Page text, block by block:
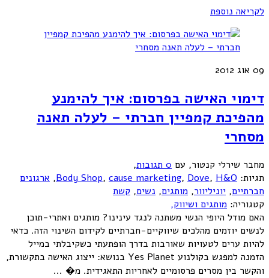
לקריאה נוספת
09 אוג 2012
דימוי האישה בפרסום: איך להימנע
מהפיכת קמפיין חברתי – לעלה תאנה
מסחרי
מחבר שירלי קנטור, עם 0 תגובות ,
קטגוריה: מותגים ושיווק,
תגיות: Body Shop, cause marketing, Dove, H&O
, ארגונים
חברתיים, יוניליוור, מותגים, נשים, קשת
האם מודל היופי הנשי משתנה לנגד עינינו? מותגים ואתרי-תוכן
לנשים יוזמים מהלכים שיווקיים-חברתיים לקידום השינוי הזה. כדאי
להיות ערים לטעויות שאורבות בדרך הופתעתי כשקיבלתי במייל
הזמנה למפגש בקולנוע Yes Planet בנושא: ייצוג האישה בתקשורת,
והקשר בין מסרים פרסומיים לאחריות התאגידית. מ� ...